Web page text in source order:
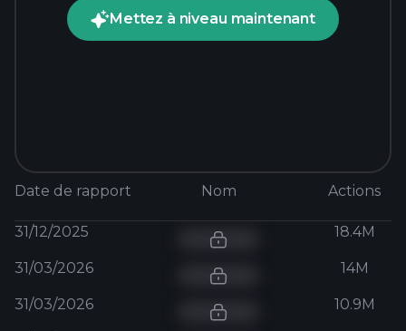
Mettez à niveau maintenant
Date de rapport Nom Actions
31/12/2025 18.4M
31/03/2026 14M
31/03/2026 10.9M